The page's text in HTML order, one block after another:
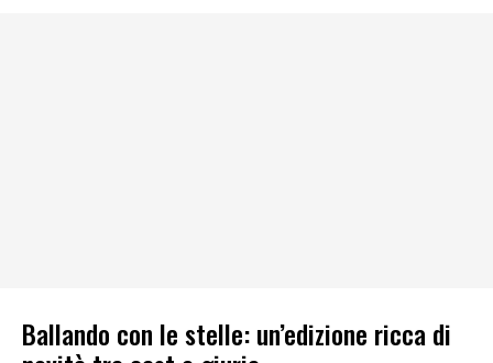
Ballando con le stelle: un’edizione ricca di